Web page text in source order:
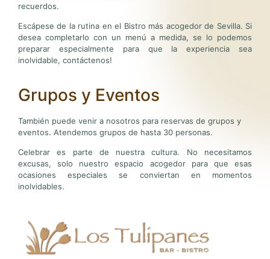
recuerdos.
Escápese de la rutina en el Bistro más acogedor de Sevilla. Si
desea completarlo con un menú a medida, se lo podemos
preparar especialmente para que la experiencia sea
inolvidable, contáctenos!
Grupos y Eventos
También puede venir a nosotros para reservas de grupos y
eventos. Atendemos grupos de hasta 30 personas.
Celebrar es parte de nuestra cultura. No necesitamos
excusas, solo nuestro espacio acogedor para que esas
ocasiones especiales se conviertan en momentos
inolvidables.